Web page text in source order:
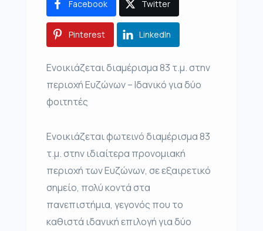
Facebook Twitter
Pinterest LinkedIn
Ενοικιάζεται διαμέρισμα 83 τ.μ. στην
περιοχή Ευζώνων – Ιδανικό για δύο
φοιτητές
Ενοικιάζεται φωτεινό διαμέρισμα 83
τ.μ. στην ιδιαίτερα προνομιακή
περιοχή των Ευζώνων, σε εξαιρετικό
σημείο, πολύ κοντά στα
πανεπιστήμια, γεγονός που το
καθιστά ιδανική επιλογή για δύο